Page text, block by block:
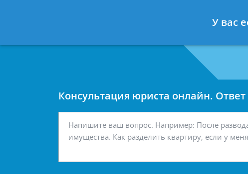
7 812 467-34-29
Консультация юриста онлайн.
У вас